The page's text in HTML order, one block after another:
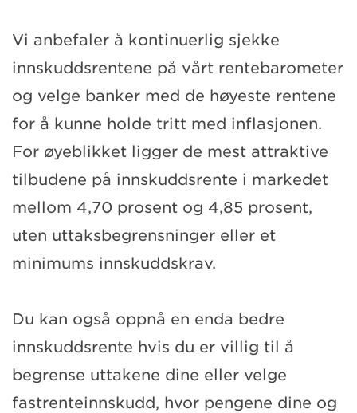
Vi anbefaler å kontinuerlig sjekke
innskuddsrentene på vårt rentebarometer
og velge banker med de høyeste rentene
for å kunne holde tritt med inflasjonen.
For øyeblikket ligger de mest attraktive
tilbudene på innskuddsrente i markedet
mellom 4,70 prosent og 4,85 prosent,
uten uttaksbegrensninger eller et
minimums innskuddskrav.
Du kan også oppnå en enda bedre
innskuddsrente hvis du er villig til å
begrense uttakene dine eller velge
fastrenteinnskudd, hvor pengene dine og